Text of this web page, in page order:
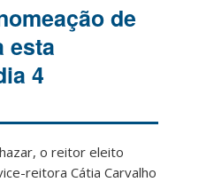
de
esta
4
o reitor eleito
reitora Cátia Carvalho